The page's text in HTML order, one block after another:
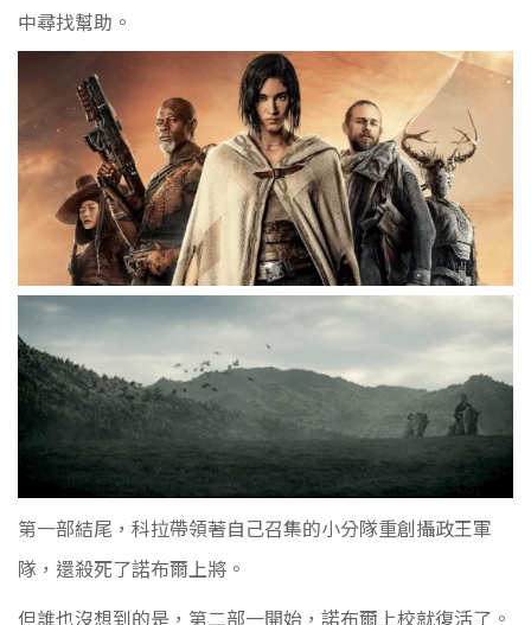
中尋找幫助。
第一部結尾，科拉帶領著自己召集的小分隊重創攝政王軍
隊，還殺死了諾布爾上將。
但誰也沒想到的是，第二部一開始，諾布爾上校就復活了。